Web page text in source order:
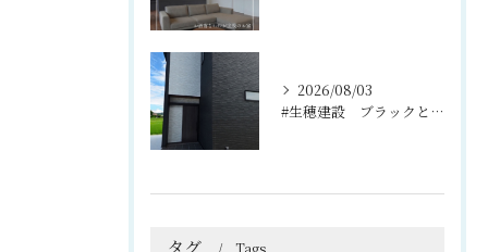
2026/08/03
#生穂建設 ブラックとグレーのコントラストがスタイリッシュな...